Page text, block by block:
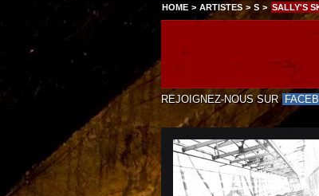
HOME > ARTISTES > S > SALLY'S
REJOIGNEZ-NOUS SUR